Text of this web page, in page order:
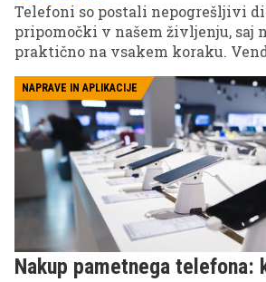
Telefoni so postali nepogrešljivi
pripomočki v našem življenju, saj
praktično na vsakem koraku.
te naše osebne asistente dobro
želimo dolgo časa uporabljati.
telefon je zagotovo eden od
NAPRAVE IN APLIKACIJE
Nakup pametnega telefona: